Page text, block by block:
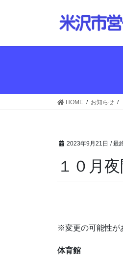
HOME お知らせ
2023年9月21日 / 最
１０月
※変更の可能性が
体育館